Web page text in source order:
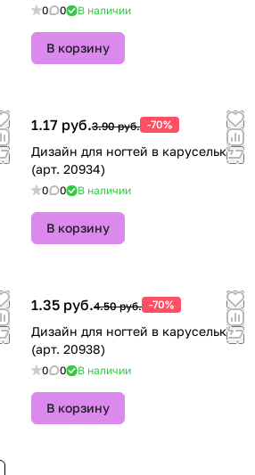
0 0 В наличии
В корзину
1.17 руб.3.90 руб. -70%
Дизайн для ногтей в карусельке
(арт. 20934)
0 0 В наличии
В корзину
1.35 руб.4.50 руб. -70%
Дизайн для ногтей в карусельке
(арт. 20938)
0 0 В наличии
В корзину